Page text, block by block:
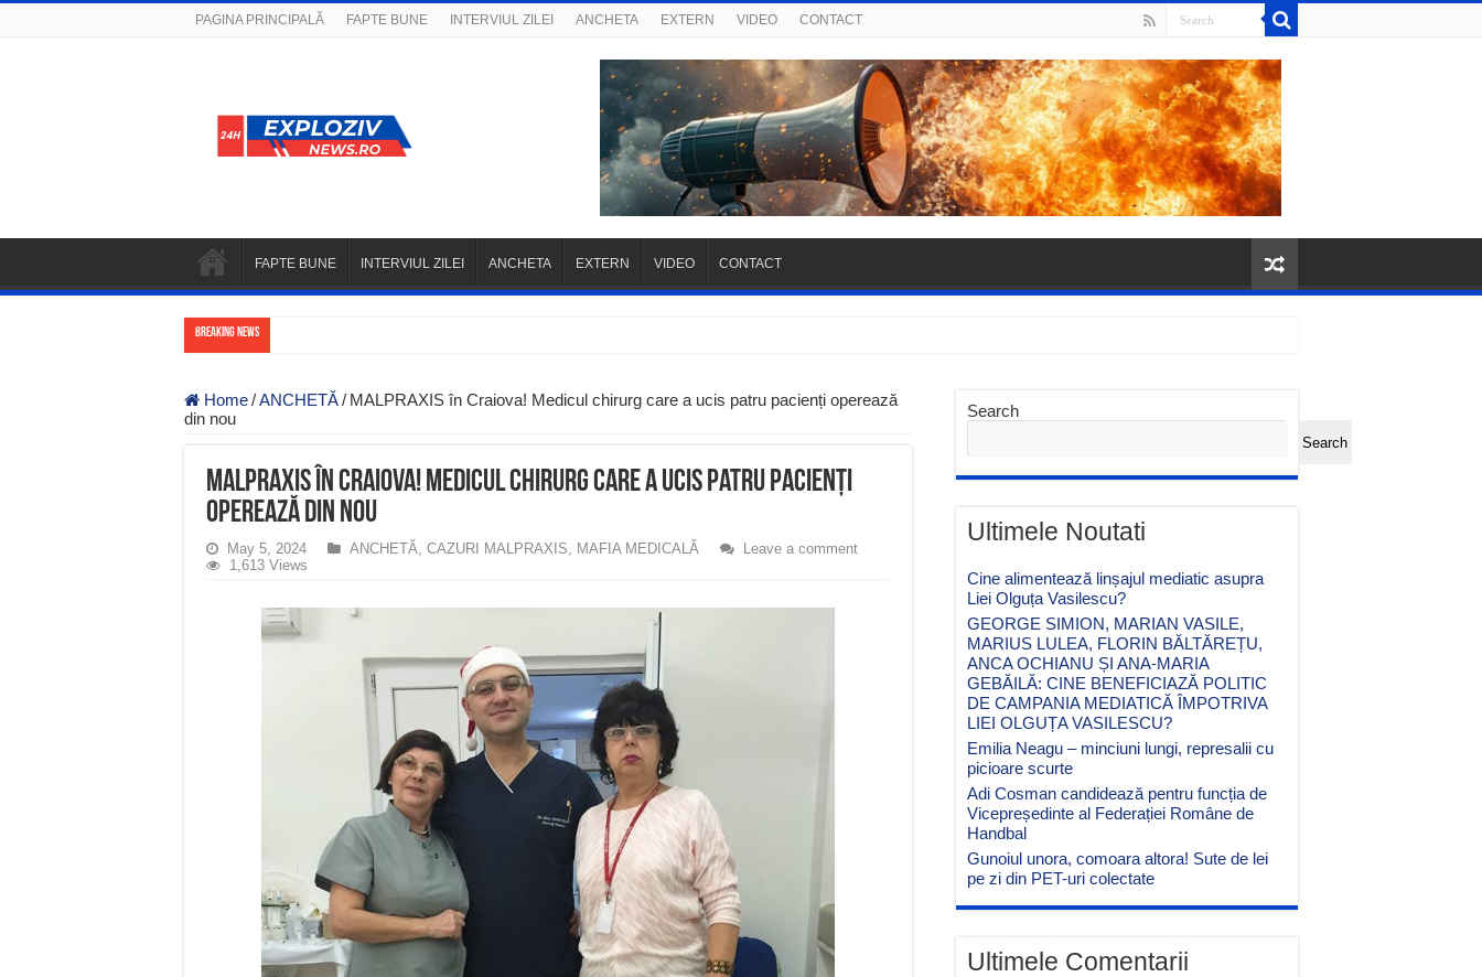
PAGINA PRINCIPALĂ FAPTE BUNE INTERVIUL ZILEI ANCHETA EXTERN VIDEO CONTACT
FAPTE BUNE INTERVIUL ZILEI ANCHETA EXTERN VIDEO CONTACT
Breaking News
Home/ANCHETĂ/ MALPRAXIS în Craiova! Medicul chirurg care a ucis patru pacienți operează
din nou
MALPRAXIS în Craiova! Medicul chirurg care a ucis patru pacienți
operează din nou
May 5, 2024 ANCHETĂ, CAZURI MALPRAXIS, MAFIA MEDICALĂ
Leave a comment
1,613 Views
Search
Search
Ultimele Noutati
Cine alimentează linșajul mediatic asupra
Liei Olguța Vasilescu?
GEORGE SIMION, MARIAN VASILE,
MARIUS LULEA, FLORIN BĂLTĂREȚU,
ANCA OCHIANU ȘI ANA-MARIA
GEBĂILĂ: CINE BENEFICIAZĂ POLITIC
DE CAMPANIA MEDIATICĂ ÎMPOTRIVA
LIEI OLGUȚA VASILESCU?
Emilia Neagu – minciuni lungi, represalii cu
picioare scurte
Adi Cosman candidează pentru funcția de
Vicepreședinte al Federației Române de
Handbal
Gunoiul unora, comoara altora! Sute de lei
pe zi din PET-uri colectate
Ultimele Comentarii